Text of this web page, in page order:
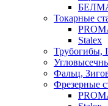
Токарные
Stalex
Трубогибы,
Фальц,
Фрезерные